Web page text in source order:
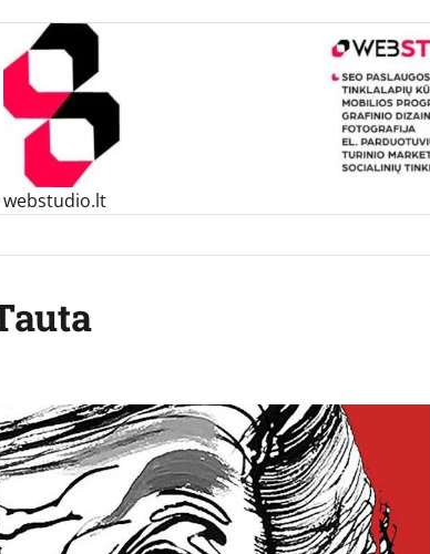
webstudio.lt